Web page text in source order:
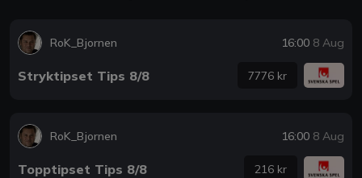
RoK_Bjornen 16:00 8 Aug
Stryktipset Tips 8/8 7776 kr
RoK_Bjornen 16:00 8 Aug
Topptipset Tips 8/8 216 kr